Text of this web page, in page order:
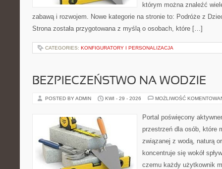
którym można znaleźć
zabawą i rozwojem. Nowe kategorie na stronie to: Podróże z
Strona została przygotowana z myślą o osobach, które […]
CATEGORIES: KONFIGURATORY I PERSONALIZACJA
BEZPIECZEŃSTWO NA WODZIE
POSTED BY ADMIN KWI - 29 - 2026 MOŻLIWOŚĆ
Portal poświęcony
przestrzeń dla osób, które
związanej z wodą, naturą
koncentruje się wokół
czemu każdy użytkownik